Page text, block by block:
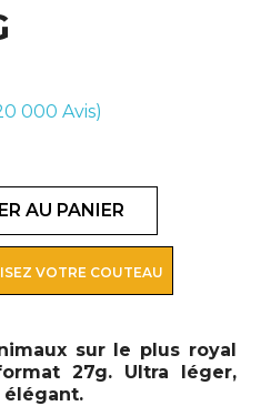
000 Avis)
AU PANIER
VOTRE COUTEAU
sur le plus royal
27g. Ultra léger,
élégant.